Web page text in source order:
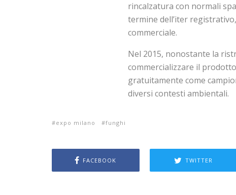
rincalzatura con normali
termine dell’iter
commerciale.
Nel 2015, nonostante la
commercializzare il
gratuitamente come
diversi contesti ambientali.
expo milano funghi
FACEBOOK TWITTER